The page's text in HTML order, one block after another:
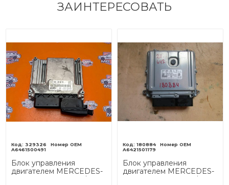
ЗАИНТЕРЕСОВАТЬ
329326
A6461500491
Блок управления
двигателем MERCEDES-
BENZ E-класс W211/S211
180884
A6421501179
Блок управления
двигателем MERCEDES-
BENZ E-класс W211/S211